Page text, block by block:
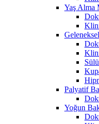
Yaş Alma
Palyatif
Yoğun